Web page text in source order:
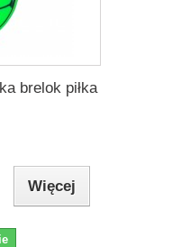
brelok piłka
Więcej